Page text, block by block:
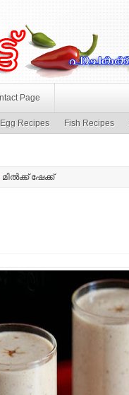
Page
Egg Recipes Fish Recipes
മിൽക്ക് ഷേക്ക്